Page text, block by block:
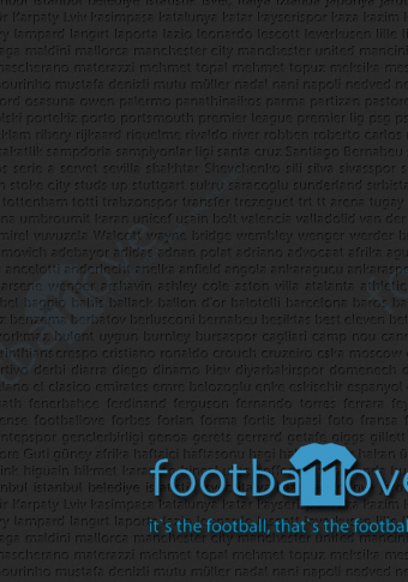
it's the football, that's the